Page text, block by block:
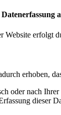
Website erfolgt
erhoben,
oder nach
dieser